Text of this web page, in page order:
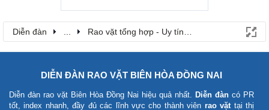
Diễn đàn Rao vặt tổng hợp - Uy tín - Miễn phí
DIỄN ĐÀN RAO VẶT BIÊN HÒA ĐỒNG NAI
Diễn đàn rao vặt Biên Hòa Đồng Nai hiệu quả nhất. Diễn đàn có PR
tốt, index nhanh, đầy đủ các lĩnh vực cho thành viên rao vặt tại thị